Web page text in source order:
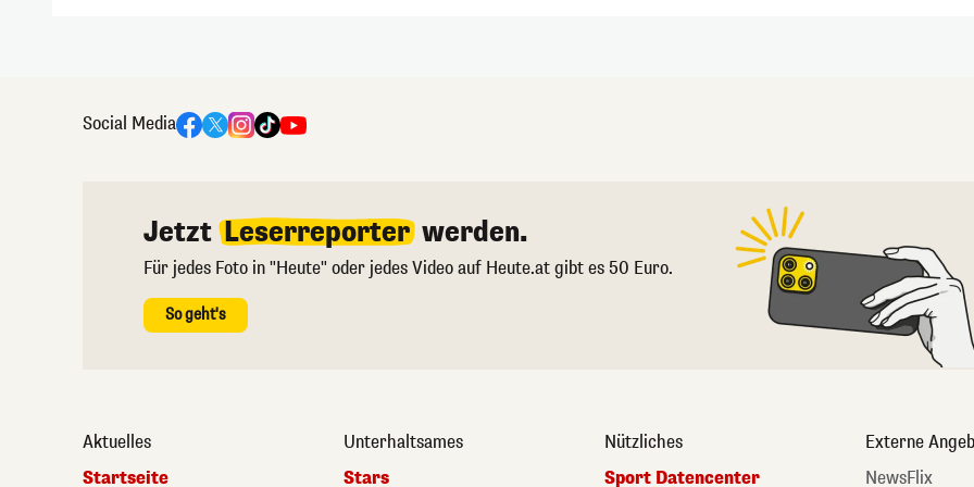
Social Media
Jetzt Leserreporter werden.
Für jedes Foto in "Heute" oder jedes Video auf Heute.at gibt es 50 Euro.
So geht's
Aktuelles
Startseite
Unterhaltsames
Stars
Nützliches
Sport Datencenter
Externe
NewsFlix